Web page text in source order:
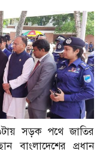
সড়ক পথে জাতির
বাংলাদেশের প্রধান